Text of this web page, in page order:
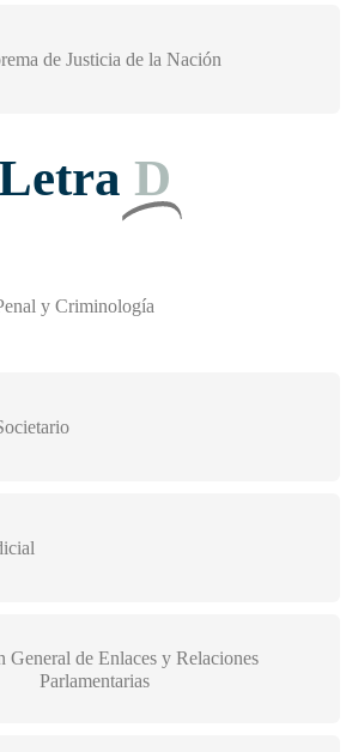
de Justicia de la Nación
D
y Criminología
General de Enlaces y Relaciones
Parlamentarias